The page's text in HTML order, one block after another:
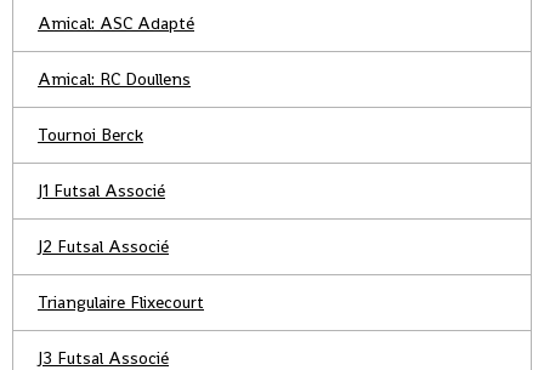
Amical: ASC Adapté
Amical: RC Doullens
Tournoi Berck
J1 Futsal Associé
J2 Futsal Associé
Triangulaire Flixecourt
J3 Futsal Associé